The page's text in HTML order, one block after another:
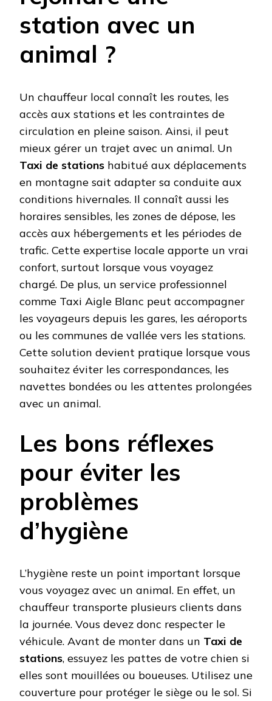
station avec un
animal ?
Un chauffeur local connaît les routes, les
accès aux stations et les contraintes de
circulation en pleine saison. Ainsi, il peut
mieux gérer un trajet avec un animal. Un
Taxi de stations habitué aux déplacements
en montagne sait adapter sa conduite aux
conditions hivernales. Il connaît aussi les
horaires sensibles, les zones de dépose, les
accès aux hébergements et les périodes de
trafic. Cette expertise locale apporte un vrai
confort, surtout lorsque vous voyagez
chargé. De plus, un service professionnel
comme Taxi Aigle Blanc peut accompagner
les voyageurs depuis les gares, les aéroports
ou les communes de vallée vers les stations.
Cette solution devient pratique lorsque vous
souhaitez éviter les correspondances, les
navettes bondées ou les attentes prolongées
avec un animal.
Les bons réflexes
pour éviter les
problèmes
d’hygiène
L’hygiène reste un point important lorsque
vous voyagez avec un animal. En effet, un
chauffeur transporte plusieurs clients dans
la journée. Vous devez donc respecter le
véhicule. Avant de monter dans un Taxi de
stations, essuyez les pattes de votre chien si
elles sont mouillées ou boueuses. Utilisez une
couverture pour protéger le siège ou le sol. Si